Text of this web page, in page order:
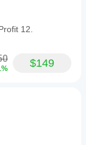
12.
$149